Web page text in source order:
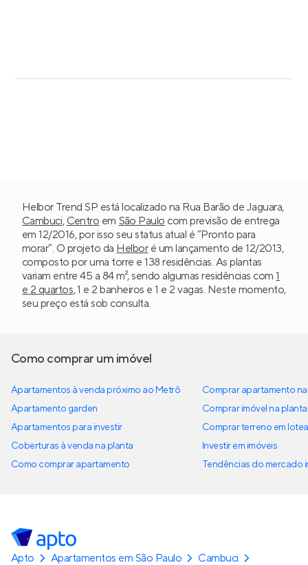
Helbor Trend SP está localizado na Rua Barão de Jaguara,
Cambuci, Centro em São Paulo com previsão de entrega
em 12/2016, por isso seu status atual é “Pronto para
morar”. O projeto da Helboré um lançamento de 12/2013,
composto por uma torre e 138 residências. As plantas
variam entre 45 a 84 m², sendo algumas residências com1
e 2 quartos, 1 e 2 banheiros e 1 e 2 vagas. Neste momento,
seu preço está sob consulta.
Como comprar um imóvel
Apartamentos à venda próximo ao Metrô
Apartamento garden
Apartamentos para investir
Coberturas à venda na planta
Como comprar apartamento
Comprar apartamento
Comprar imóvel na planta
Comprar terreno em
Investir em imóveis
Tendências do mercado
Apto Apartamentos em São Paulo
Cambuci